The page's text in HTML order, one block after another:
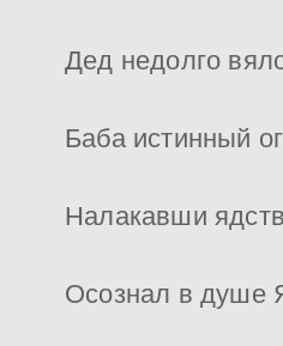
Дед недолго
Баба истинный
Налакавши
Осознал в душе